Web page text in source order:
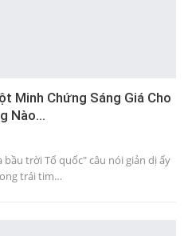
Minh Chứng Sáng Giá Cho
Nào…
trời Tổ quốc" câu nói giản dị ấy
trái tim…